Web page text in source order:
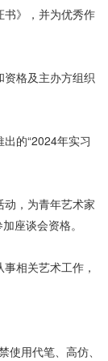
书》，并为优秀作
格及主办方组织
的“2024年实习
，为青年艺术家
座谈会资格。
相关艺术工作，
用代笔、高仿、